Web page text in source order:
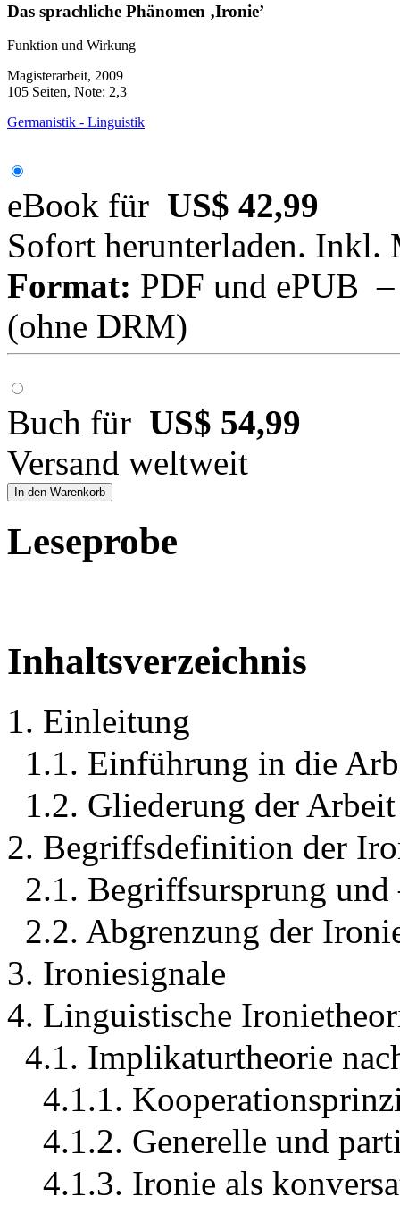
Das sprachliche Phänomen ‚Ironie’
Funktion und Wirkung
Magisterarbeit, 2009
105 Seiten, Note: 2,3
Germanistik - Linguistik
eBook für US$ 42,99
Sofort herunterladen. Inkl.
Format: PDF und ePUB
(ohne DRM)
Buch für US$ 54,99
Versand weltweit
In den Warenkorb
Leseprobe
Inhaltsverzeichnis
1. Einleitung
1.1. Einführung in die
1.2. Gliederung der Arbeit
2. Begriffsdefinition der
2.1. Begriffsursprung
2.2. Abgrenzung der
3. Ironiesignale
4. Linguistische
4.1. Implikaturtheorie
4.1.1.
4.1.2. Generelle und
4.1.3. Ironie als